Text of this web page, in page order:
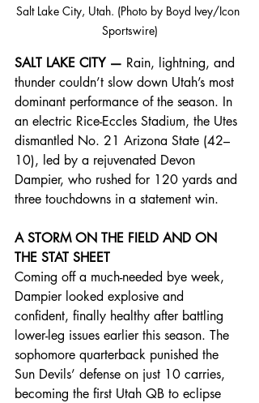
Salt Lake City, Utah. (Photo by Boyd Ivey/Icon
Sportswire)
SALT LAKE CITY — Rain, lightning, and
thunder couldn’t slow down Utah’s most
dominant performance of the season. In
an electric Rice-Eccles Stadium, the Utes
dismantled No. 21 Arizona State (42–
10), led by a rejuvenated Devon
Dampier, who rushed for 120 yards and
three touchdowns in a statement win.
A STORM ON THE FIELD AND ON
THE STAT SHEET
Coming off a much-needed bye week,
Dampier looked explosive and
confident, finally healthy after battling
lower-leg issues earlier this season. The
sophomore quarterback punished the
Sun Devils’ defense on just 10 carries,
becoming the first Utah QB to eclipse